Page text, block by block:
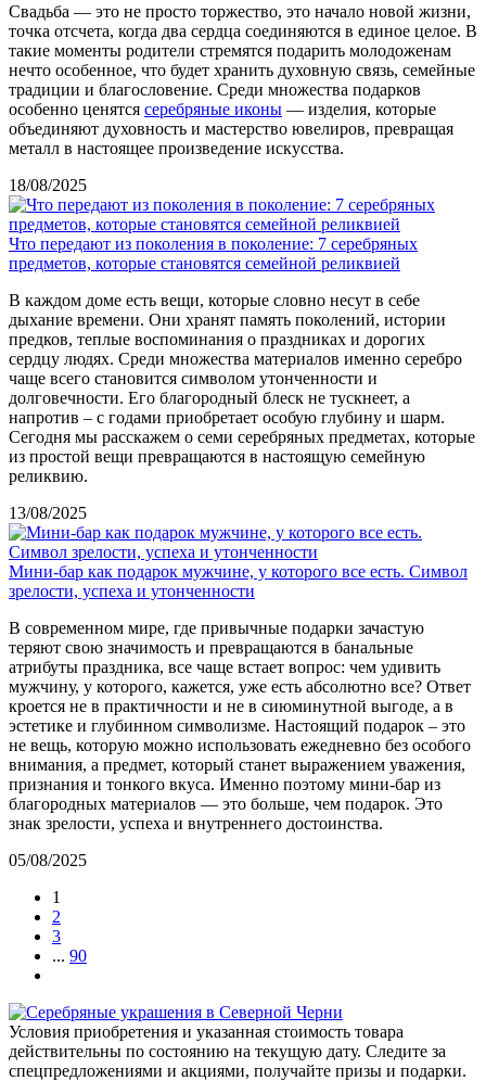
Свадьба — это не просто торжество, это начало новой жизни,
точка отсчета, когда два сердца соединяются в единое целое. В
такие моменты родители стремятся подарить молодоженам
нечто особенное, что будет хранить духовную связь, семейные
традиции и благословение. Среди множества подарков
особенно ценятся серебряные иконы — изделия, которые
объединяют духовность и мастерство ювелиров, превращая
металл в настоящее произведение искусства.
18/08/2025
Что передают из поколения в поколение: 7 серебряных
предметов, которые становятся семейной реликвией
В каждом доме есть вещи, которые словно несут в себе
дыхание времени. Они хранят память поколений, истории
предков, теплые воспоминания о праздниках и дорогих
сердцу людях. Среди множества материалов именно серебро
чаще всего становится символом утонченности и
долговечности. Его благородный блеск не тускнеет, а
напротив – с годами приобретает особую глубину и шарм.
Сегодня мы расскажем о семи серебряных предметах, которые
из простой вещи превращаются в настоящую семейную
реликвию.
13/08/2025
Мини-бар как подарок мужчине, у которого все есть. Символ
зрелости, успеха и утонченности
В современном мире, где привычные подарки зачастую
теряют свою значимость и превращаются в банальные
атрибуты праздника, все чаще встает вопрос: чем удивить
мужчину, у которого, кажется, уже есть абсолютно все? Ответ
кроется не в практичности и не в сиюминутной выгоде, а в
эстетике и глубинном символизме. Настоящий подарок – это
не вещь, которую можно использовать ежедневно без особого
внимания, а предмет, который станет выражением уважения,
признания и тонкого вкуса. Именно поэтому мини-бар из
благородных материалов — это больше, чем подарок. Это
знак зрелости, успеха и внутреннего достоинства.
05/08/2025
1
2
3
... 90
Условия приобретения и указанная стоимость товара
действительны по состоянию на текущую дату. Следите за
спецпредложениями и акциями, получайте призы и подарки.